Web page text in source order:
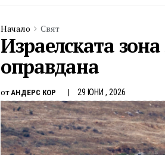
Начало Свят
Израелската
оправдана
от АНДЕРС КОР 29 ЮНИ , 2026